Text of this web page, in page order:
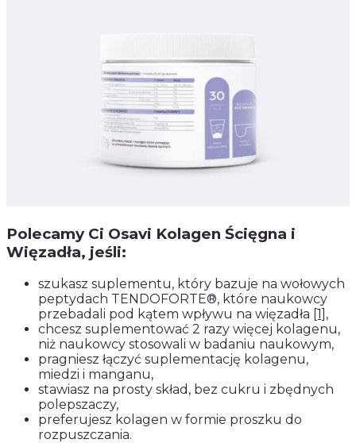
Polecamy Ci Osavi Kolagen Ścięgna i
Więzadła, jeśli:
szukasz suplementu, który bazuje na wołowych
peptydach TENDOFORTE®, które naukowcy
przebadali pod kątem wpływu na więzadła [1] ,
chcesz suplementować 2 razy więcej kolagenu,
niż naukowcy stosowali w badaniu naukowym,
pragniesz łączyć suplementację kolagenu,
miedzi i manganu,
stawiasz na prosty skład, bez cukru i zbędnych
polepszaczy,
preferujesz kolagen w formie proszku do
rozpuszczania.